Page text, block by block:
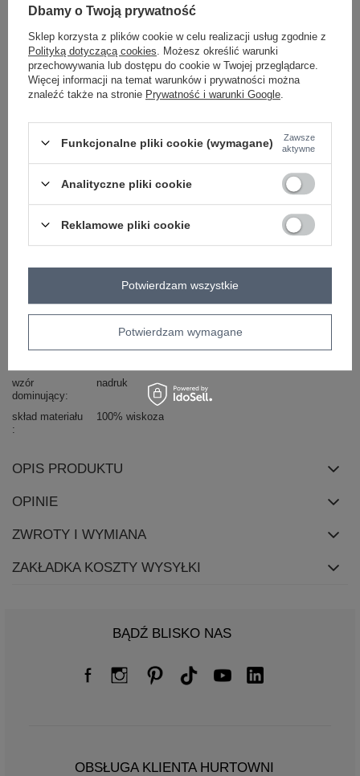
fioletowy
bordowy
ZALOGUJ SIĘ I ZOBACZ CENĘ
Zadzwoń+48 601 547 740 Zadaj pytanie
wzór
dominujący
nadruk
skład materiału 100% wiskoza
OPIS PRODUKTU
OPINIE
ZWROTY I WYMIANA
ZAKŁADKA KOSZTY WYSYŁKI
BĄDŹ BLISKO NAS
OBSŁUGA KLIENTA HURTOWNI
Dbamy o Twoją prywatność
Sklep korzysta z plików cookie w celu realizacji usług zgodnie z
Polityką dotyczącą cookies . Możesz określić warunki
przechowywania lub dostępu do cookie w Twojej przeglądarce.
Więcej informacji na temat warunków i prywatności można
znaleźć także na stronie Prywatność i warunki Google
Funkcjonalne pliki cookie (wymagane)
Zawsze
aktywne
Analityczne pliki cookie
Reklamowe pliki cookie
Potwierdzam wymagane
Potwierdzam wszystkie